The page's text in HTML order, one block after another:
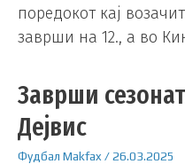
поредокот кај
заврши на 12., а во
Заврши
Дејвис
Фудбал Makfax /26.03.2025